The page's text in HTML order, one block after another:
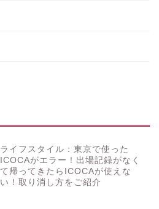
ライフスタイル：東京で使った
ICOCAがエラー！出場記録がなく
て帰ってきたらICOCAが使えな
い！取り消し方をご紹介